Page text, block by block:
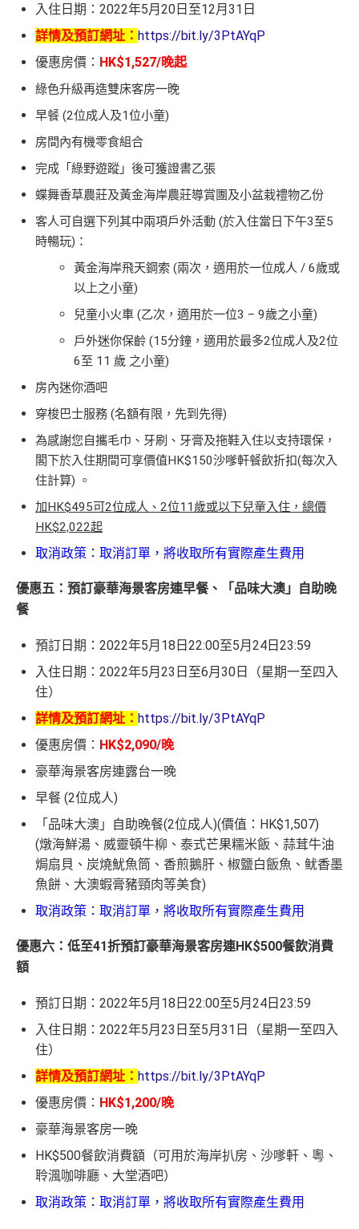
入住日期：2022年5月20日至12月31日
詳情及預訂網址： https://bit.ly/3PtAYqP
優惠房價： HK$1,527/晚起
綠色升級再造雙床客房一晚
早餐 (2位成人及1位小童)
房間內有機零食組合
完成「綠野遊蹤」後可獲證書乙張
蝶舞香草農莊及黃金海岸農莊導賞團及小盆栽禮物乙份
客人可自選下列其中兩項戶外活動 (於入住當日下午3至5
時暢玩)：
黃金海岸飛天鋼索 (兩次，適用於一位成人 / 6歲或
以上之小童)
兒童小火車 (乙次，適用於一位3 – 9歲之小童)
戶外迷你保齡 (15分鐘，適用於最多2位成人及2位
6至 11 歲 之小童)
房內迷你酒吧
穿梭巴士服務 (名額有限，先到先得)
為感謝您自攜毛巾、牙刷、牙膏及拖鞋入住以支持環保，
閣下於入住期間可享價值HK$150沙嗲軒餐飲折扣(每次入
住計算) 。
加HK$495可2位成人、2位11歲或以下兒童入住，總價
HK$2,022起
取消政策：取消訂單，將收取所有實際產生費用
優惠五：預訂豪華海景客房連早餐、「品味大澳」自助晚
餐
預訂日期：2022年5月18日22:00至5月24日23:59
入住日期：2022年5月23日至6月30日（星期一至四入
住）
詳情及預訂網址： https://bit.ly/3PtAYqP
優惠房價： HK$2,090/晚
豪華海景客房連露台一晚
早餐 (2位成人)
「品味大澳」自助晚餐(2位成人)(價值：HK$1,507)
(燉海鮮湯、威靈頓牛柳、泰式芒果糯米飯、蒜茸牛油
焗扇貝、炭燒魷魚筒、香煎鵝肝、椒鹽白飯魚、鱿香墨
魚餅、大澳蝦膏豬頸肉等美食)
取消政策：取消訂單，將收取所有實際產生費用
優惠六：低至41折預訂豪華海景客房連HK$500餐飲消費
額
預訂日期：2022年5月18日22:00至5月24日23:59
入住日期：2022年5月23日至5月31日（星期一至四入
住）
詳情及預訂網址： https://bit.ly/3PtAYqP
優惠房價： HK$1,200/晚
豪華海景客房一晚
HK$500餐飲消費額（可用於海岸扒房、沙嗲軒、粵、
聆渢咖啡廳、大堂酒吧）
取消政策：取消訂單，將收取所有實際產生費用